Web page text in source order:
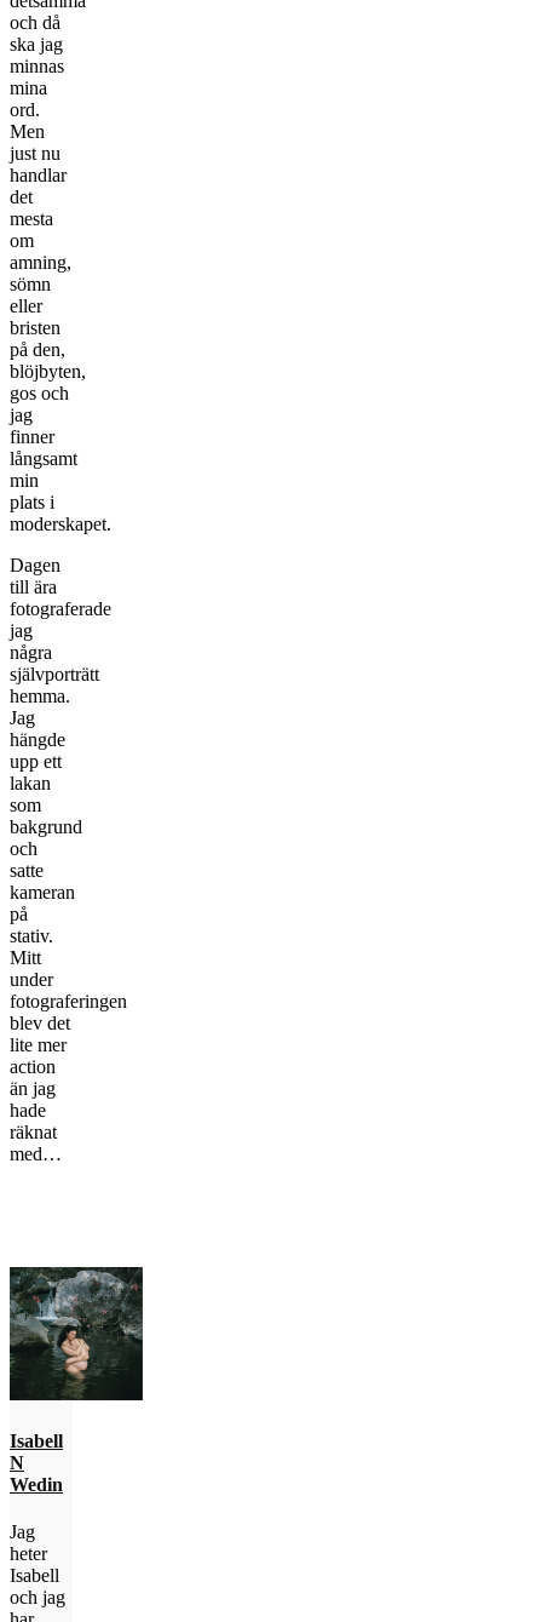
och då
ska jag
minnas
mina
ord.
Men
just nu
handlar
det
mesta
om
amning,
sömn
eller
bristen
på den,
blöjbyten,
gos och
jag
finner
långsamt
min
plats i
moderskapet.
Dagen
till ära
fotograferade
jag
några
självporträtt
hemma.
Jag
hängde
upp ett
lakan
som
bakgrund
och
satte
kameran
på
stativ.
Mitt
under
fotograferingen
blev det
lite mer
action
än jag
hade
räknat
med…
Isabell
N
Wedin
Jag
heter
Isabell
och jag